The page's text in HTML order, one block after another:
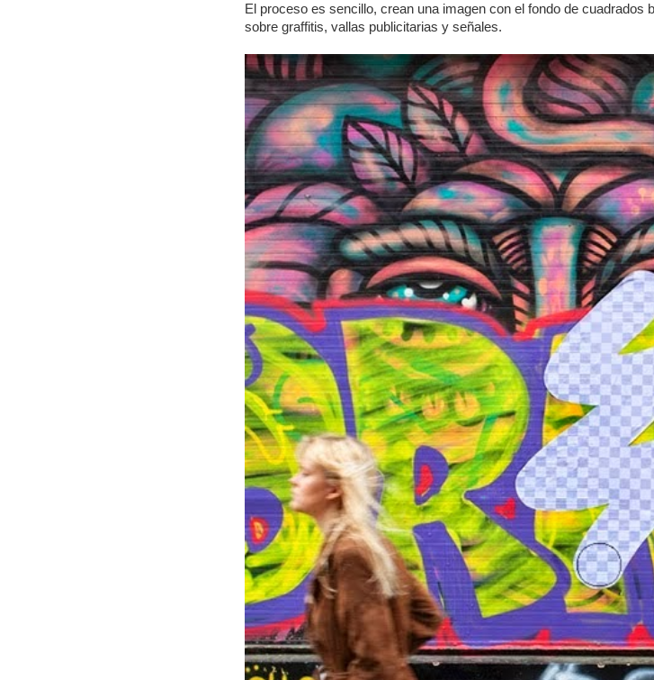
El proceso es sencillo, crean una imagen con el fondo de
sobre graffitis, vallas publicitarias y señales.